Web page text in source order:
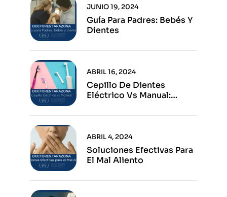
Guía Para Padres: Bebés Y
Dientes
JUNIO 19, 2024
Cepillo De Dientes
Eléctrico Vs Manual:
De Cada Opción
ABRIL 16, 2024
Soluciones Efectivas Para
El Mal Aliento
ABRIL 4, 2024